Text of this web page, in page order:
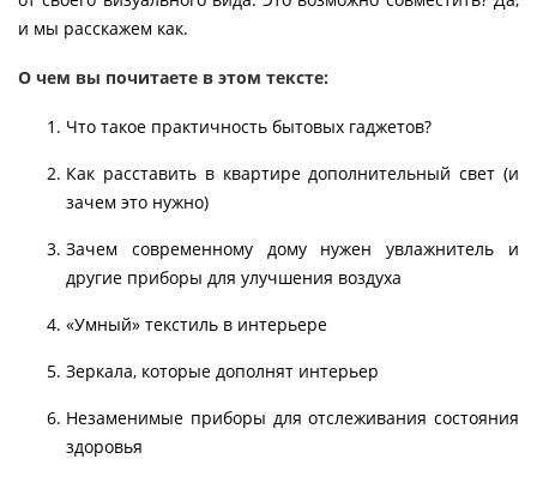
и мы расскажем как.
О чем вы почитаете в этом тексте:
Что такое практичность бытовых гаджетов?
Как расставить в квартире дополнительный свет (и
зачем это нужно)
Зачем современному дому нужен увлажнитель и
другие приборы для улучшения воздуха
«Умный» текстиль в интерьере
Зеркала, которые дополнят интерьер
Незаменимые приборы для отслеживания состояния
здоровья